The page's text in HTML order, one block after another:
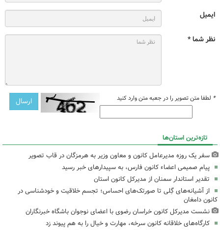
ایمیل
نظر شما *
* لطفا متن تصویر را در جعبه متن وارد کنید
تازه‌ترین استان‌ها
سفر یک روزه مدیرعامل کانون و معاون وزیر به هرمزگان در قاب تصویر
پیام صمیمی اعضاء کانون فارس، به سپیدارهای خبر رسید
تقدیر استاندار سمنان از مدیرکل کانون استان
از آشیانه‌های گِلی تا صورتک‌های احساس؛ تجسم خلاقیت و خودشناسی در
کانون دامغان
نشست مدیرکل کانون خراسان رضوی با اعضای نوجوان باشگاه خبرنگاران
کارگاه‌های خلاقانه کانون سرخه، مهارت و خیال را به هم پیوند زد